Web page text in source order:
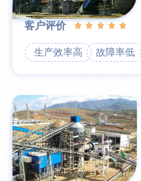
客户评价
生产效率高 故障率低